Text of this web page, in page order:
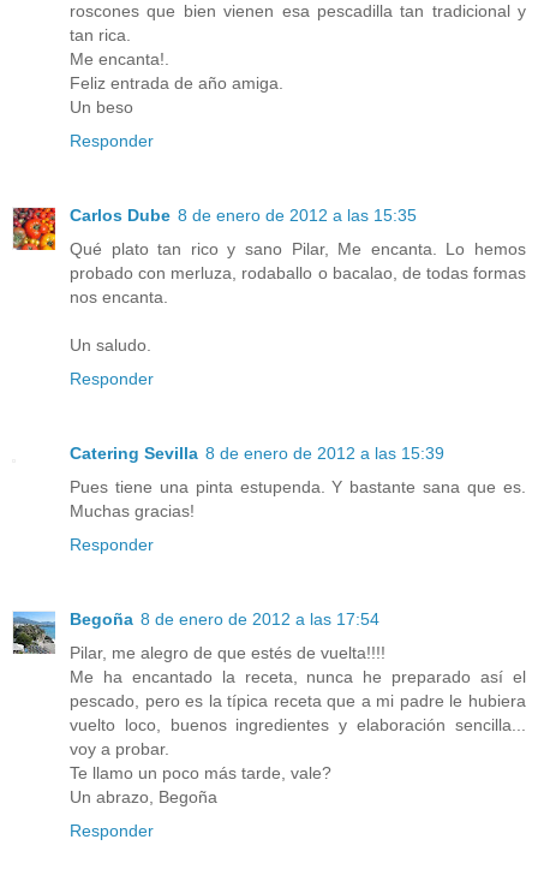
roscones que bien vienen esa pescadilla tan tradicional y
tan rica.
Me encanta!.
Feliz entrada de año amiga.
Un beso
Responder
Carlos Dube 8 de enero de 2012 a las 15:35
Qué plato tan rico y sano Pilar, Me encanta. Lo hemos
probado con merluza, rodaballo o bacalao, de todas formas
nos encanta.
Un saludo.
Responder
Catering Sevilla 8 de enero de 2012 a las 15:39
Pues tiene una pinta estupenda. Y bastante sana que es.
Muchas gracias!
Responder
Begoña 8 de enero de 2012 a las 17:54
Pilar, me alegro de que estés de vuelta!!!!
Me ha encantado la receta, nunca he preparado así el
pescado, pero es la típica receta que a mi padre le hubiera
vuelto loco, buenos ingredientes y elaboración sencilla...
voy a probar.
Te llamo un poco más tarde, vale?
Un abrazo, Begoña
Responder